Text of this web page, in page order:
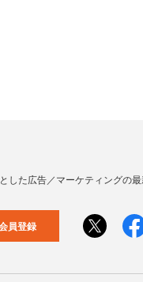
した広告／マーケティングの
員登録